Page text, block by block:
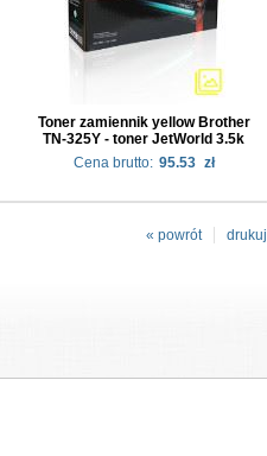
Toner zamiennik yellow Brother
TN-325Y - toner JetWorld 3.5k
Cena brutto: 95.53 zł
drukuj
« powrót